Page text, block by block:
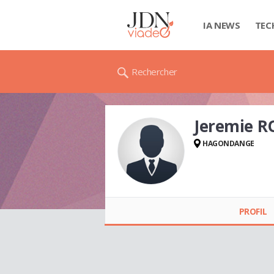
IA NEWS
Rechercher
Jeremie
HAGONDANGE
PROFIL